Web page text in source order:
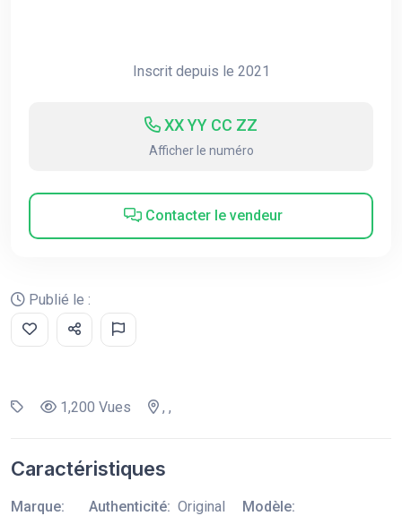
Inscrit depuis le 2021
XX YY CC ZZ
Afficher le numéro
Contacter le vendeur
Publié le :
1,200 Vues , ,
Caractéristiques
Marque: Authenticité: Original Modèle: